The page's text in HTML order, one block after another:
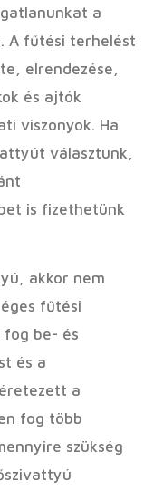
a
A fűtési terhelést
elrendezése,
és ajtók
viszonyok. Ha
választunk,
is fizethetünk
akkor nem
fűtési
be- és
és a
a
fog több
szükség